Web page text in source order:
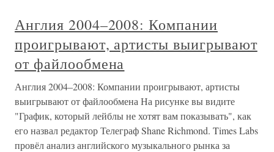
Англия 2004–2008: Компании
проигрывают, артисты выигрывают
от файлообмена
Англия 2004–2008: Компании проигрывают, артисты
выигрывают от файлообмена На рисунке вы видите
"График, который лейблы не хотят вам показывать", как
его назвал редактор Телеграф Shane Richmond. Times Labs
провёл анализ английского музыкального рынка за